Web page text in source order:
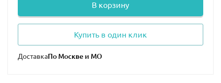
В корзину
Купить в один клик
Доставка